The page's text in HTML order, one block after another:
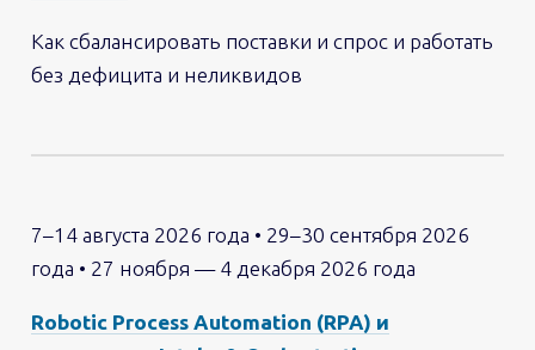
Как сбалансировать поставки и спрос и работать
без дефицита и неликвидов
7–14 августа 2026 года • 29–30 сентября 2026
года • 27 ноября — 4 декабря 2026 года
Robotic Process Automation (RPA) и